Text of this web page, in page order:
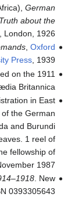
Africa),German
about the
, London, 1926.
,Oxford
Press, 1939.
on the 1911
Britannica
in East
of the German
and Burundi
1 reel of
fellowship of
1987."
. New
0393305643